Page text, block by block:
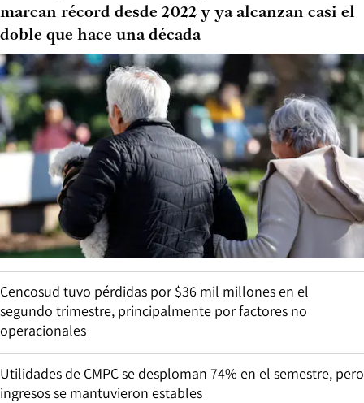
marcan récord desde 2022 y ya alcanzan casi el
doble que hace una década
Cencosud tuvo pérdidas por $36 mil millones en el
segundo trimestre, principalmente por factores no
operacionales
Utilidades de CMPC se desploman 74% en el semestre, pero
ingresos se mantuvieron estables